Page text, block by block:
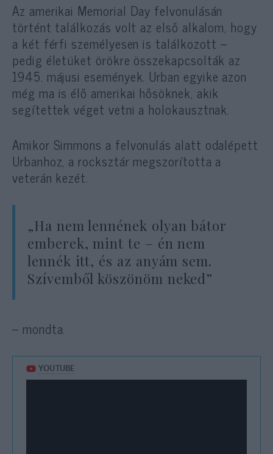
Az amerikai Memorial Day felvonulásán
történt találkozás volt az első alkalom, hogy
a két férfi személyesen is találkozott –
pedig életüket örökre összekapcsolták az
1945. májusi események. Urban egyike azon
még ma is élő amerikai hősöknek, akik
segítettek véget vetni a holokausztnak.
Amikor Simmons a felvonulás alatt odalépett
Urbanhoz, a rocksztár megszorította a
veterán kezét.
„Ha nem lennének olyan bátor
emberek, mint te – én nem
lennék itt, és az anyám sem.
Szívemből köszönöm neked”
– mondta.